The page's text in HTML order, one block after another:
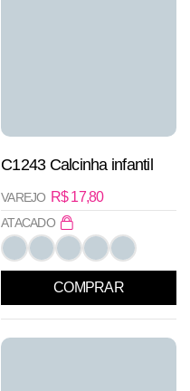
C1243 Calcinha infantil
R$17,80
VAREJO
ATACADO
COMPRAR